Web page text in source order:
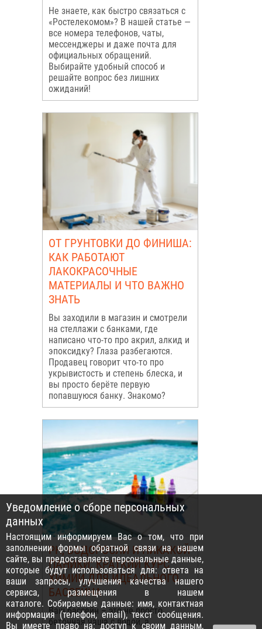
Не знаете, как быстро связаться с
«Ростелекомом»? В нашей статье —
все номера телефонов, чаты,
мессенджеры и даже почта для
официальных обращений.
Выбирайте удобный способ и
решайте вопрос без лишних
ожиданий!
ОТ ГРУНТОВКИ ДО ФИНИША:
КАК РАБОТАЮТ
ЛАКОКРАСОЧНЫЕ
МАТЕРИАЛЫ И ЧТО ВАЖНО
ЗНАТЬ
Вы заходили в магазин и смотрели
на стеллажи с банками, где
написано что-то про акрил, алкид и
эпоксидку? Глаза разбегаются.
Продавец говорит что-то про
укрывистость и степень блеска, и
вы просто берёте первую
попавшуюся банку. Знакомо?
PH, ВОДОРОСЛИ И НИКАКОЙ
ПАНИКИ: КРАТКИЙ КУРС
ХИМИИ ДЛЯ ИДЕАЛЬНОГО
БАССЕЙНА
Ваш бассейн – это не просто
бетонная чаша с водой, а
Уведомление о сборе персональных
данных
Настоящим информируем Вас о том, что при
заполнении формы обратной связи на нашем
сайте, вы предоставляете персональные данные,
которые будут использоваться для: ответа на
ваши запросы, улучшения качества нашего
сервиса, размещения в нашем
каталоге. Собираемые данные: имя, контактная
информация (телефон, email), текст сообщения.
Вы имеете право на: доступ к своим данным,